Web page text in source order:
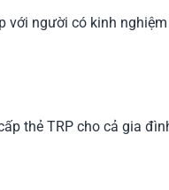
với người có kinh
thẻ TRP cho cả gia